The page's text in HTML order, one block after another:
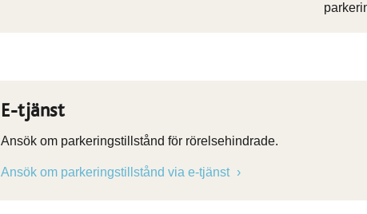
E-tjänst
Ansök om parkeringstillstånd för rörelsehindrade.
Ansök om parkeringstillstånd via e-tjänst